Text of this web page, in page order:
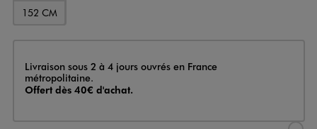
152 CM
Livraison
Livraison sous 2 à 4 jours ouvrés en France
métropolitaine.
Offert dès 40€ d'achat.